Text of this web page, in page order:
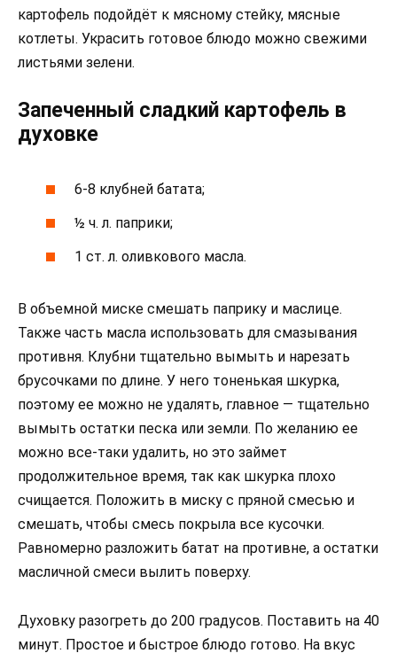
картофель подойдёт к мясному стейку, мясные
котлеты. Украсить готовое блюдо можно свежими
листьями зелени.
Запеченный сладкий картофель в
духовке
6-8 клубней батата;
½ ч. л. паприки;
1 ст. л. оливкового масла.
В объемной миске смешать паприку и маслице.
Также часть масла использовать для смазывания
противня. Клубни тщательно вымыть и нарезать
брусочками по длине. У него тоненькая шкурка,
поэтому ее можно не удалять, главное — тщательно
вымыть остатки песка или земли. По желанию ее
можно все-таки удалить, но это займет
продолжительное время, так как шкурка плохо
счищается. Положить в миску с пряной смесью и
смешать, чтобы смесь покрыла все кусочки.
Равномерно разложить батат на противне, а остатки
масличной смеси вылить поверху.
Духовку разогреть до 200 градусов. Поставить на 40
минут. Простое и быстрое блюдо готово. На вкус